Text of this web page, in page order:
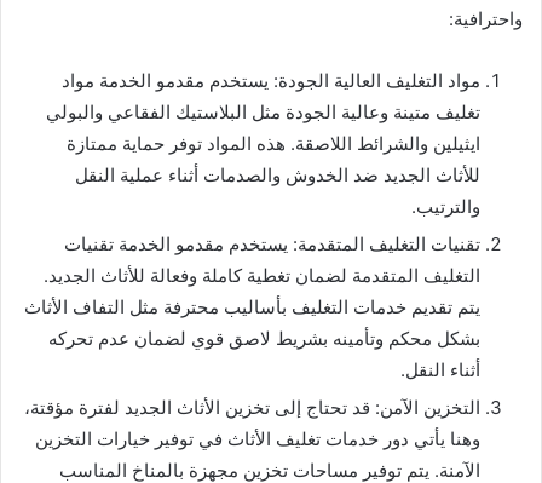
واحترافية:
مواد التغليف العالية الجودة: يستخدم مقدمو الخدمة مواد
تغليف متينة وعالية الجودة مثل البلاستيك الفقاعي والبولي
ايثيلين والشرائط اللاصقة. هذه المواد توفر حماية ممتازة
للأثاث الجديد ضد الخدوش والصدمات أثناء عملية النقل
والترتيب.
تقنيات التغليف المتقدمة: يستخدم مقدمو الخدمة تقنيات
التغليف المتقدمة لضمان تغطية كاملة وفعالة للأثاث الجديد.
يتم تقديم خدمات التغليف بأساليب محترفة مثل التفاف الأثاث
بشكل محكم وتأمينه بشريط لاصق قوي لضمان عدم تحركه
أثناء النقل.
التخزين الآمن: قد تحتاج إلى تخزين الأثاث الجديد لفترة مؤقتة،
وهنا يأتي دور خدمات تغليف الأثاث في توفير خيارات التخزين
الآمنة. يتم توفير مساحات تخزين مجهزة بالمناخ المناسب